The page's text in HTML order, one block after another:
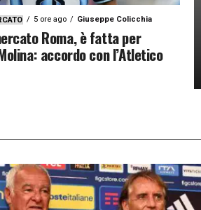
5 ore ago Giuseppe Colicchia
Roma, è fatta per
accordo con l’Atletico